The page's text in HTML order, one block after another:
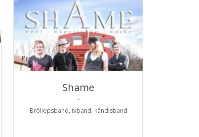
ProArtist
Shame
.
Bröllopsband, tvband, kändisband